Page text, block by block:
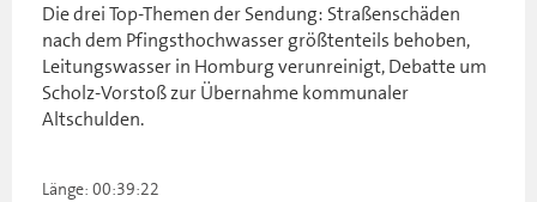
Die drei Top-Themen der Sendung: Straßenschäden
nach dem Pfingsthochwasser größtenteils behoben,
Leitungswasser in Homburg verunreinigt, Debatte um
Scholz-Vorstoß zur Übernahme kommunaler
Altschulden.
Länge: 00:39:22